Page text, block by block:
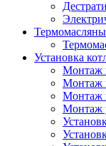
Установка
Монтаж
Монтаж
Монтаж
Монтаж